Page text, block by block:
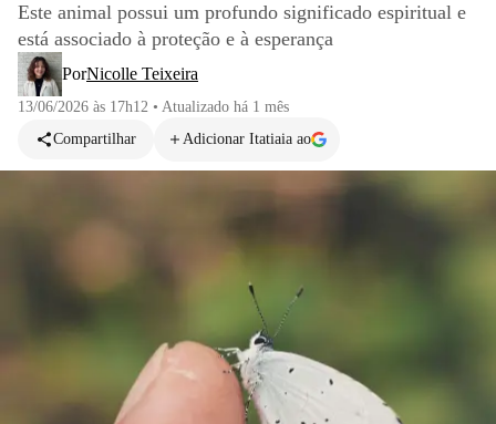
Este animal possui um profundo significado espiritual e
está associado à proteção e à esperança
PorNicolle Teixeira
13/06/2026 às 17h12 • Atualizado há 1 mês
Compartilhar
Adicionar Itatiaia ao